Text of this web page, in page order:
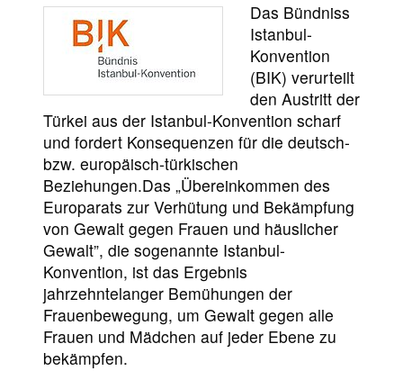
Das Bündniss
Istanbul-
Konvention
(BIK) verurteilt
den Austritt der
Türkei aus der Istanbul-Konvention scharf
und fordert Konsequenzen für die deutsch-
bzw. europäisch-türkischen
Beziehungen.Das „Übereinkommen des
Europarats zur Verhütung und Bekämpfung
von Gewalt gegen Frauen und häuslicher
Gewalt”, die sogenannte Istanbul-
Konvention, ist das Ergebnis
jahrzehntelanger Bemühungen der
Frauenbewegung, um Gewalt gegen alle
Frauen und Mädchen auf jeder Ebene zu
bekämpfen.